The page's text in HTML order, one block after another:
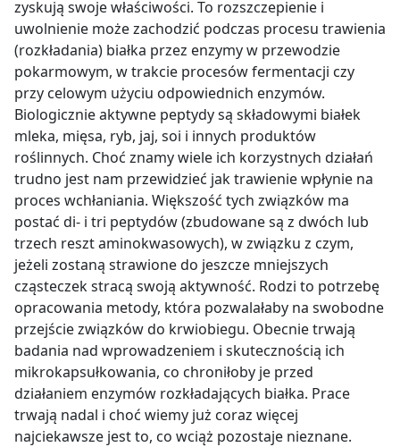
zyskują swoje właściwości. To rozszczepienie i
uwolnienie może zachodzić podczas procesu trawienia
(rozkładania) białka przez enzymy w przewodzie
pokarmowym, w trakcie procesów fermentacji czy
przy celowym użyciu odpowiednich enzymów.
Biologicznie aktywne peptydy są składowymi białek
mleka, mięsa, ryb, jaj, soi i innych produktów
roślinnych. Choć znamy wiele ich korzystnych działań
trudno jest nam przewidzieć jak trawienie wpłynie na
proces wchłaniania. Większość tych związków ma
postać di- i tri peptydów (zbudowane są z dwóch lub
trzech reszt aminokwasowych), w związku z czym,
jeżeli zostaną strawione do jeszcze mniejszych
cząsteczek stracą swoją aktywność. Rodzi to potrzebę
opracowania metody, która pozwalałaby na swobodne
przejście związków do krwiobiegu. Obecnie trwają
badania nad wprowadzeniem i skutecznością ich
mikrokapsułkowania, co chroniłoby je przed
działaniem enzymów rozkładających białka. Prace
trwają nadal i choć wiemy już coraz więcej
najciekawsze jest to, co wciąż pozostaje nieznane.